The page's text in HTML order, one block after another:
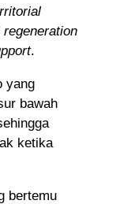
regeneration
.
yang
bawah
ketika
bertemu